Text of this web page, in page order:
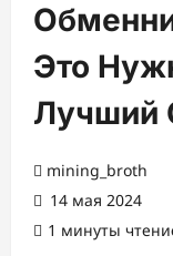
Это
Лучший
mining_broth
14 мая 2024
1 минуты